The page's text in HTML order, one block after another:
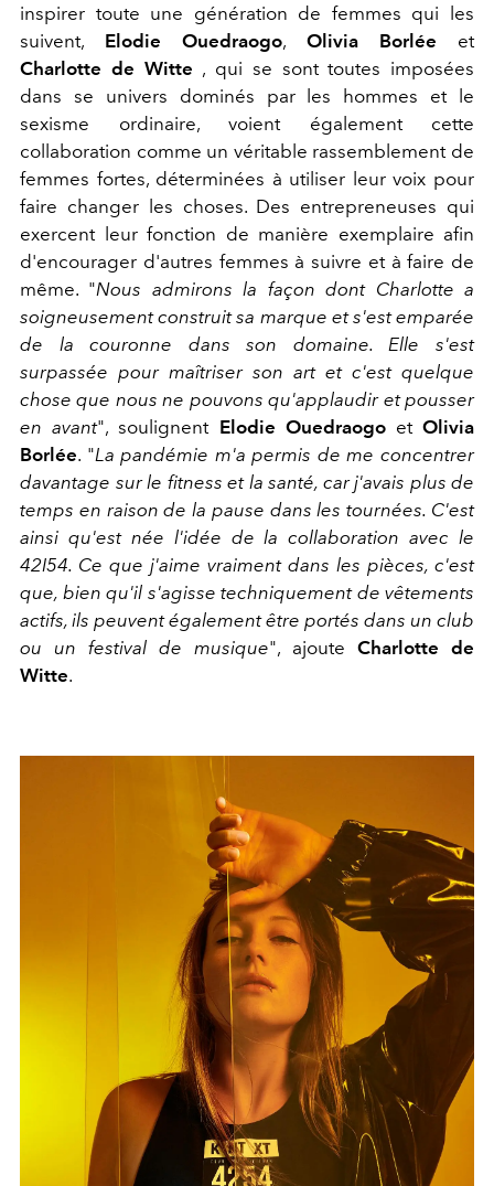
inspirer toute une génération de femmes qui les
suivent, Elodie Ouedraogo, Olivia Borlée et
Charlotte de Witte , qui se sont toutes imposées
dans se univers dominés par les hommes et le
sexisme ordinaire, voient également cette
collaboration comme un véritable rassemblement de
femmes fortes, déterminées à utiliser leur voix pour
faire changer les choses. Des entrepreneuses qui
exercent leur fonction de manière exemplaire afin
d'encourager d'autres femmes à suivre et à faire de
même. "Nous admirons la façon dont Charlotte a
soigneusement construit sa marque et s'est emparée
de la couronne dans son domaine. Elle s'est
surpassée pour maîtriser son art et c'est quelque
chose que nous ne pouvons qu'applaudir et pousser
en avant", soulignent Elodie OuedraogoetOlivia
Borlée. "La pandémie m'a permis de me concentrer
davantage sur le fitness et la santé, car j'avais plus de
temps en raison de la pause dans les tournées. C'est
ainsi qu'est née l'idée de la collaboration avec le
42I54. Ce que j'aime vraiment dans les pièces, c'est
que, bien qu'il s'agisse techniquement de vêtements
actifs, ils peuvent également être portés dans un club
ou un festival de musique", ajoute Charlotte de
Witte.